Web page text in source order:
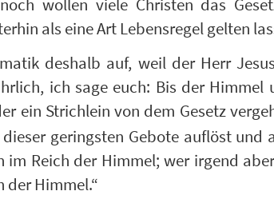
wollen viele Christen das
als eine Art Lebensregel gelten
deshalb auf, weil der Herr
ich sage euch: Bis der Himmel
ein Strichlein von dem Gesetz
geringsten Gebote auflöst und
im Reich der Himmel; wer irgend
der Himmel.“